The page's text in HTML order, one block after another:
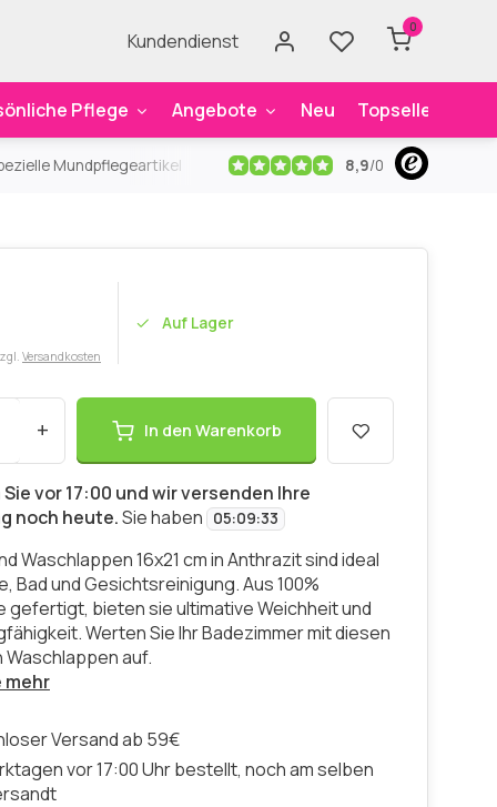
Kundendienst
0
Pflege Angebote Neu Topseller
Mundpflegeartikel Kostenloser Versandab 59€
8,9/0
Versandkosten
Auf Lager
+ In den Warenkorb
vor 17:00 und wir versenden Ihre
noch heute.Sie haben 05:09:32
Waschlappen 16x21 cm in Anthrazit sind ideal
Bad und Gesichtsreinigung. Aus 100%
gefertigt, bieten sie ultimative Weichheit und
Werten Sie Ihr Badezimmer mit diesen
Waschlappen auf.
mehr
Versand ab 59€
vor 17:00 Uhr bestellt, noch am selben